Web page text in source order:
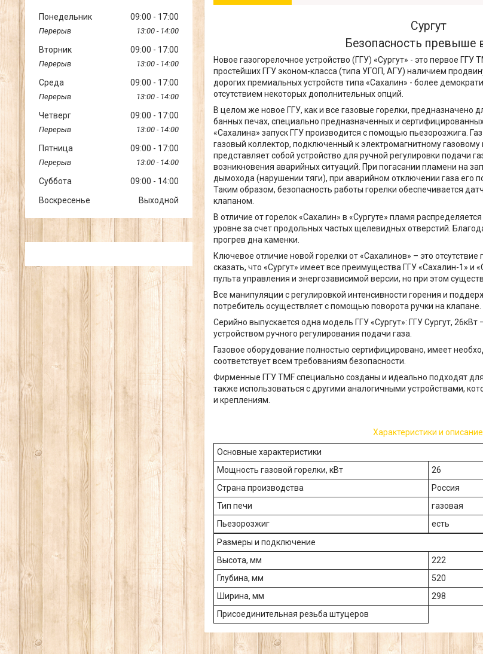
Сургут
Безопасность превыше
Новое газогорелочное устройство (ГГУ) «Сургут» - это первое ГГУ
простейших ГГУ эконом-класса (типа УГОП, АГУ) наличием
дорогих премиальных устройств типа «Сахалин» - более
отсутствием некоторых дополнительных опций.
В целом же новое ГГУ, как и все газовые горелки, предназначено
банных печах, специально предназначенных и
«Сахалина» запуск ГГУ производится с помощью пьезорозжига.
газовый коллектор, подключенный к электромагнитному
представляет собой устройство для ручной регулировки подачи
возникновения аварийных ситуаций. При погасании пламени на
дымохода (нарушении тяги), при аварийном отключении газа его
Таким образом, безопасность работы горелки обеспечивается
клапаном.
В отличие от горелок «Сахалин» в «Сургуте» пламя
уровне за счет продольных частых щелевидных отверстий.
прогрев дна каменки.
Ключевое отличие новой горелки от «Сахалинов» – это
сказать, что «Сургут» имеет все преимущества ГГУ «Сахалин-1» и
пульта управления и энергозависимой версии, но при этом
Все манипуляции с регулировкой интенсивности горения и
потребитель осуществляет с помощью поворота ручки на клапане.
Серийно выпускается одна модель ГГУ «Сургут»: ГГУ Сургут,
устройством ручного регулирования подачи газа.
Газовое оборудование полностью сертифицировано, имеет
соответствует всем требованиям безопасности.
Фирменные ГГУ TMF специально созданы и идеально подходят
также использоваться с другими аналогичными устройствами,
и креплениям.
Характеристики и описание
Основные характеристики
Мощность газовой горелки, кВт
26
Страна производства
Россия
Тип печи
газовая
Пьезорозжиг
есть
Размеры и подключение
Высота, мм
222
Глубина, мм
520
Ширина, мм
298
Присоединительная резьба штуцеров
Понедельник 09:00 17:00
13:00 14:00
Вторник 09:00 17:00
13:00 14:00
Среда 09:00 17:00
13:00 14:00
Четверг 09:00 17:00
13:00 14:00
Пятница 09:00 17:00
13:00 14:00
Суббота 09:00
14:00
Воскресенье
Выходной